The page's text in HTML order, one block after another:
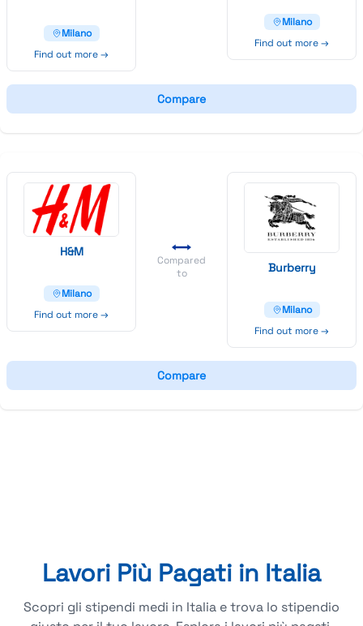
Milano
Find out more →
Milano
Find out more →
Compare
H&M
Milano
Find out more →
Compared
to
Burberry
Milano
Find out more →
Compare
Lavori Più Pagati in Italia
Scopri gli stipendi medi in Italia e trova lo stipendio